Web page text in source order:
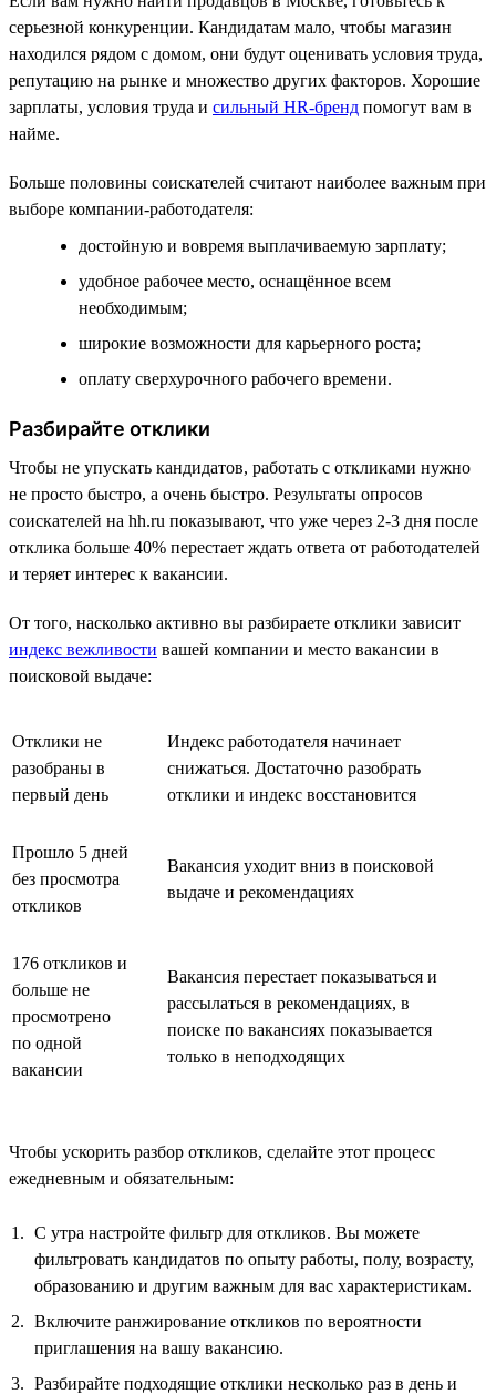
серьезной конкуренции. Кандидатам мало, чтобы магазин
находился рядом с домом, они будут оценивать условия труда,
репутацию на рынке и множество других факторов. Хорошие
зарплаты, условия труда и сильный HR-бренд помогут вам в
найме.
Больше половины соискателей считают наиболее важным при
выборе компании-работодателя:
достойную и вовремя выплачиваемую зарплату;
удобное рабочее место, оснащённое всем
необходимым;
широкие возможности для карьерного роста;
оплату сверхурочного рабочего времени.
Разбирайте отклики
Чтобы не упускать кандидатов, работать с откликами нужно
не просто быстро, а очень быстро. Результаты опросов
соискателей на hh.ru показывают, что уже через 2-3 дня после
отклика больше 40% перестает ждать ответа от работодателей
и теряет интерес к вакансии.
От того, насколько активно вы разбираете отклики зависит
индекс вежливости вашей компании и место вакансии в
поисковой выдаче:
Отклики не
разобраны в
первый день
Индекс работодателя начинает
снижаться. Достаточно разобрать
отклики и индекс восстановится
Прошло 5 дней
без просмотра
откликов
Вакансия уходит вниз в поисковой
выдаче и рекомендациях
176 откликов и
больше не
просмотрено
по одной
вакансии
Вакансия перестает показываться и
рассылаться в рекомендациях, в
поиске по вакансиях показывается
только в неподходящих
Чтобы ускорить разбор откликов, сделайте этот процесс
ежедневным и обязательным:
С утра настройте фильтр для откликов. Вы можете
фильтровать кандидатов по опыту работы, полу, возрасту,
образованию и другим важным для вас характеристикам.
Включите ранжирование откликов по вероятности
приглашения на вашу вакансию.
Разбирайте подходящие отклики несколько раз в день и